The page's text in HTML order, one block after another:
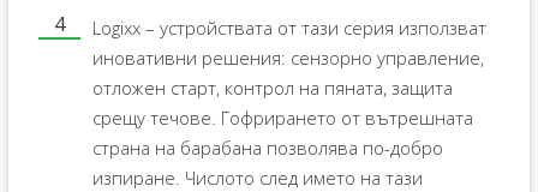
Logixx – устройствата от тази серия използват
иновативни решения: сензорно управление,
отложен старт, контрол на пяната, защита
срещу течове. Гофрирането от вътрешната
страна на барабана позволява по-добро
изпиране. Числото след името на тази